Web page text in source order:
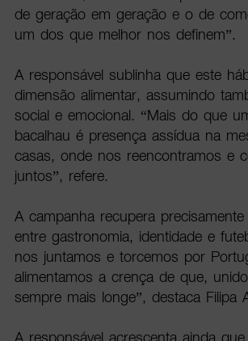
de geração em geração e o de
um dos que melhor nos definem”.
A responsável sublinha que este
dimensão alimentar, assumindo
social e emocional. “Mais do que
bacalhau é presença assídua na
casas, onde nos reencontramos e
juntos”, refere.
A campanha recupera
entre gastronomia, identidade e
nos juntamos e torcemos por
alimentamos a crença de que,
sempre mais longe”, destaca Filipa